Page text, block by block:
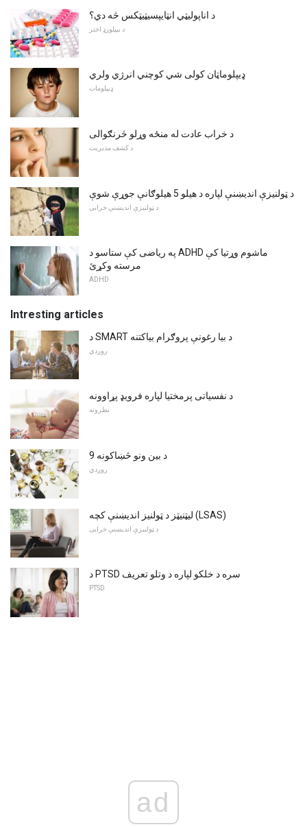
د اناپوليټي انټايپسيټيټکس څه دي؟
د بیپلورډ اختر
ډیپلوماټان کولی شي کوچني انرژي ولري
ډیپلومات
د خراب عادت له منځه وړلو څرنګوالی
د کشف مدیریت
د ټولنیزې اندیښنې لپاره د هیلو 5 هیلوګانې جوړې شوې
د ټولنیزې اندیښنې خرابی
په ریاضی کې ستاسو د ADHD ماشوم وړتیا کې
مرسته وکړئ
ADHD
Intresting articles
د SMART د بیا رغونې پروګرام بیاکتنه
روږدي
د نفسیاتی پرمختیا لپاره فرویډ پړاوونه
نظرونه
9 د بین ونو څښاکونه
روږدي
ليټنيټز د ټولنيز انديښنې کچه (LSAS)
د ټولنیزې اندیښنې خرابی
د PTSD سره د خلکو لپاره د وتلو تعریف
PTSD
ad